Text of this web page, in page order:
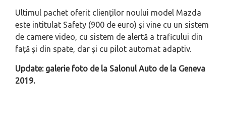
Ultimul pachet oferit clienților noului model Mazda
este intitulat Safety (900 de euro) și vine cu un sistem
de camere video, cu sistem de alertă a traficului din
față și din spate, dar și cu pilot automat adaptiv.
Update: galerie foto de la Salonul Auto de la Geneva
2019.